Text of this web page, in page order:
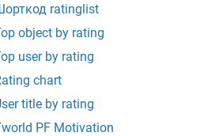
ratinglist
object by rating
user by rating
chart
title by rating
PF Motivation